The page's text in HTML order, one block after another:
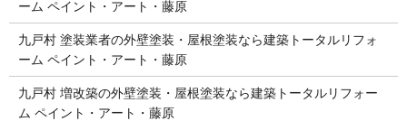
ーム ペイント・アート・藤原
九戸村 塗装業者の外壁塗装・屋根塗装なら建築トータルリフォ
ーム ペイント・アート・藤原
九戸村 増改築の外壁塗装・屋根塗装なら建築トータルリフォー
ム ペイント・アート・藤原